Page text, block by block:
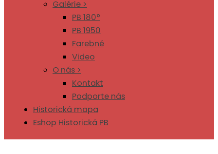
Galérie >
PB 180°
PB 1950
Farebné
Video
O nás >
Kontakt
Podporte nás
Historická mapa
Eshop Historická PB